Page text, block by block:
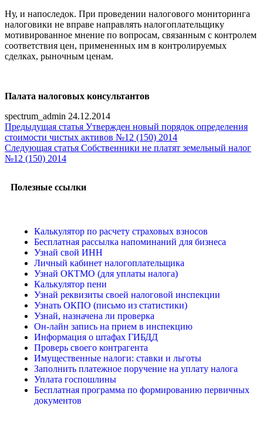
Ну, и напоследок. При проведении налогового мониторинга
налоговики не вправе направлять налогоплательщику
мотивированное мнение по вопросам, связанным с контролем
соответствия цен, примененных им в контролируемых
сделках, рыночным ценам.
Палата налоговых консультантов
spectrum_admin 24.12.2014
Предыдущая статья Утвержден новый порядок определения
стоимости чистых активов №12 (150) 2014
Следующая статья Собственники не платят земельный налог
№12 (150) 2014
Полезные ссылки
Калькулятор по расчету страховых взносов
Бесплатная рассылка напоминаний для бизнеса
Узнай свой ИНН
Личный кабинет налогоплательщика
Узнай ОКТМО (для уплаты налога)
Калькулятор пени
Узнай реквизиты своей налоговой инспекции
Узнать ОКПО (письмо из статистики)
Узнай, назначена ли проверка
Он-лайн запись на прием в инспекцию
Информация о штафах ГИБДД
Проверь своего контрагента
Имущественные налоги: ставки и льготы
Заполнить платежное поручение на уплату налога
Уплата госпошлины
Бесплатная программа по формированию первичных
документов